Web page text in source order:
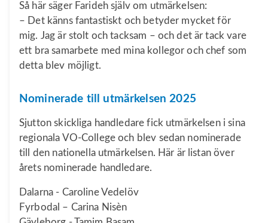
Så här säger Farideh själv om utmärkelsen:
– Det känns fantastiskt och betyder mycket för
mig. Jag är stolt och tacksam – och det är tack vare
ett bra samarbete med mina kollegor och chef som
detta blev möjligt.
Nominerade till utmärkelsen 2025
Sjutton skickliga handledare fick utmärkelsen i sina
regionala VO-College och blev sedan nominerade
till den nationella utmärkelsen. Här är listan över
årets nominerade handledare.
Dalarna - Caroline Vedelöv
Fyrbodal – Carina Nisèn